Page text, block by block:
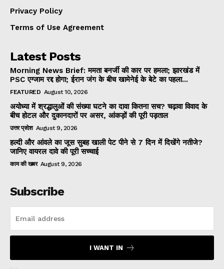
Privacy Policy
Terms of Use Agreement
Latest Posts
Morning News Brief: ममता बनर्जी की कार पर हमला; झारखंड में
PSC एग्जाम रद्द होगा; ईरान जंग के बीच खामेनेई के बेटे का पहला...
FEATURED August 10, 2026
अयोध्या में श्रद्धालुओं की संख्या घटने का दावा कितना सच? चढ़ावा विवाद के
बीच होटल और दुकानदारों पर असर, आंकड़ों की पूरी पड़ताल
उत्तर प्रदेश August 9, 2026
हल्दी और आंवले का जूस सुबह खाली पेट पीने से 7 दिन में दिखेंगे नतीजे?
जानिए वायरल दावे की पूरी सच्चाई
काम की खबर August 9, 2026
Subscribe
I WANT IN